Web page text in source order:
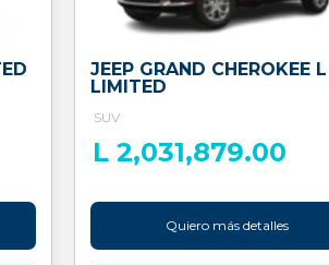
JEEP GRAND CHEROKEE L
LIMITED
SUV
L 2,031,879.00
Quiero más detalles